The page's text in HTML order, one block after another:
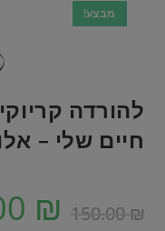
מבצע!
להורדה
חיים שלי –
150.00 ₪
₪